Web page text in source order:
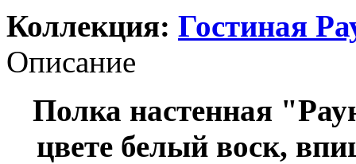
Коллекция: Гостиная
Описание
Полка настенная
цвете белый воск,